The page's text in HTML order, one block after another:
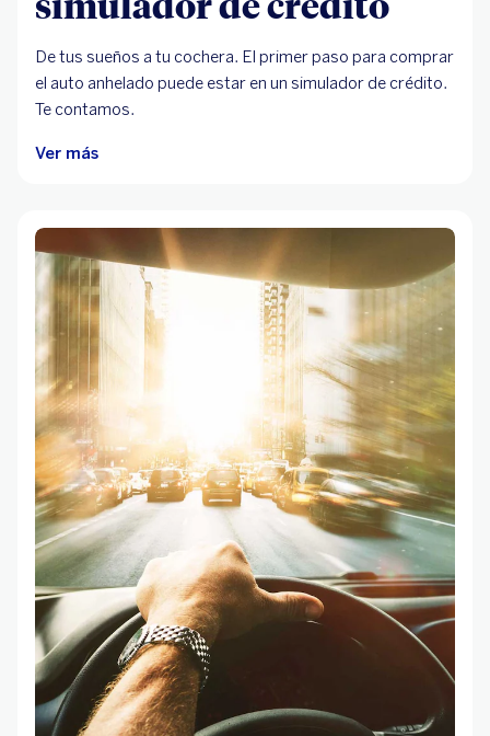
De tus sueños a tu cochera. El primer paso para comprar
el auto anhelado puede estar en un simulador de crédito.
Te contamos.
Ver más